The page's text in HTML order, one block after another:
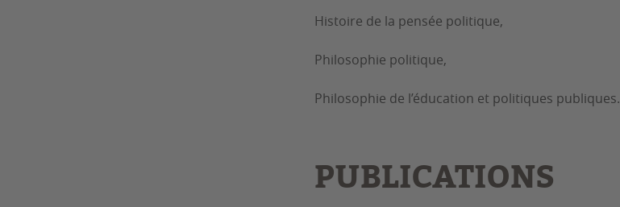
Histoire de la pensée politique,
Philosophie politique,
Philosophie de l’éducation et politiques publiques.
PUBLICATIONS